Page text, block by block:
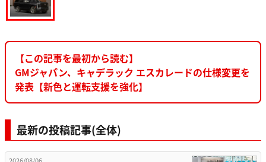
【この記事を最初から読む】
GMジャパン、キャデラック エスカレードの仕様変更を
発表【新色と運転支援を強化】
最新の投稿記事(全体)
2026/08/06